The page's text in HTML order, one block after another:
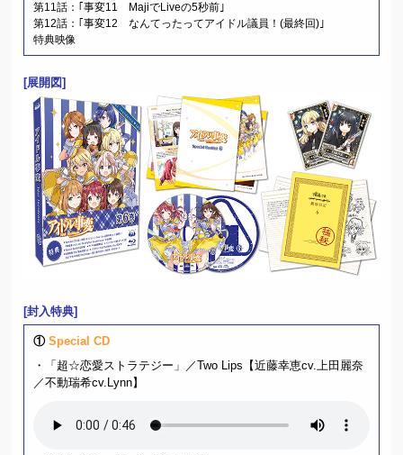
第11話：｢事変11 MajiでLiveの5秒前｣
第12話：｢事変12 なんてったってアイドル議員！(最終回)｣
特典映像
[展開図]
[封入特典]
①Special CD
・「超☆恋愛ストラテジー」／Two Lips【近藤幸恵cv.上田麗奈
／不動瑞希cv.Lynn】